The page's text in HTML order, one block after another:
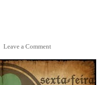
Leave a Commenton
Rio
Irish